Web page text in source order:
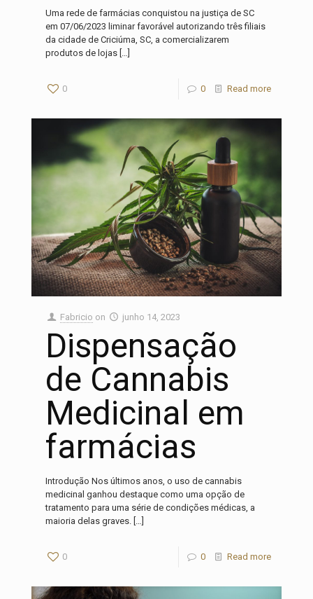
Uma rede de farmácias conquistou na justiça de SC
em 07/06/2023 liminar favorável autorizando três filiais
da cidade de Criciúma, SC, a comercializarem
produtos de lojas […]
0 0 Read more
Fabricio on junho 14, 2023
Dispensação
de Cannabis
Medicinal em
farmácias
Introdução Nos últimos anos, o uso de cannabis
medicinal ganhou destaque como uma opção de
tratamento para uma série de condições médicas, a
maioria delas graves.
0 0 Read more